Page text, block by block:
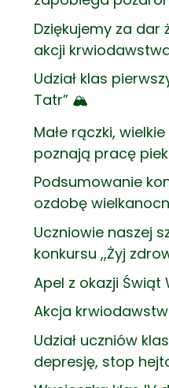
Dziękujemy za
akcji
Udział klas
Tatr” 🏔️
Małe rączki,
poznają pracę
Podsumowanie
ozdobę
Uczniowie naszej
konkursu ,,Żyj
Apel z okazji Świąt
Akcja
Udział uczniów
depresję, stop